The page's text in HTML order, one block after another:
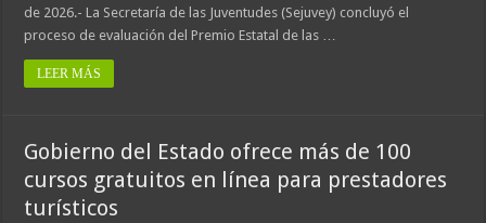
de 2026.- La Secretaría de las Juventudes (Sejuvey) concluyó el
proceso de evaluación del Premio Estatal de las …
LEER MÁS
Gobierno del Estado ofrece más de 100
cursos gratuitos en línea para prestadores
turísticos